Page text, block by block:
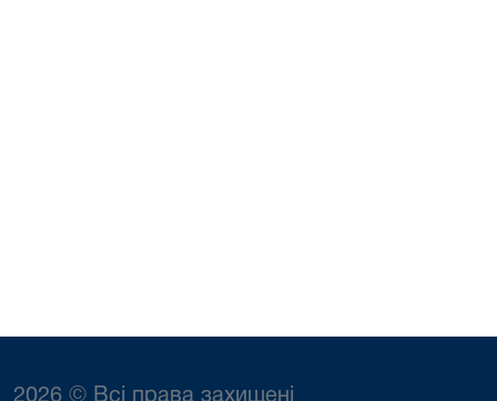
2026 © Всі права захищені